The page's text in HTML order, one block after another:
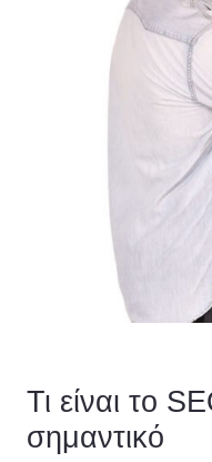
Τι είναι το
σημαντικό